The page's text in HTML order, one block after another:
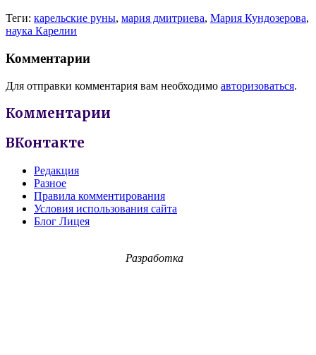
Теги: карельские руны, мария дмитриева, Мария Кундозерова,
наука Карелии
Комментарии
Для отправки комментария вам необходимо авторизоваться.
Комментарии
ВКонтакте
Редакция
Разное
Правила комментирования
Условия использования сайта
Блог Лицея
Разработка